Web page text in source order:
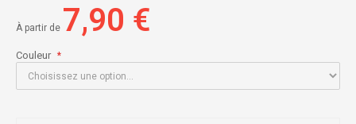
À partir de 7,90 €
Couleur